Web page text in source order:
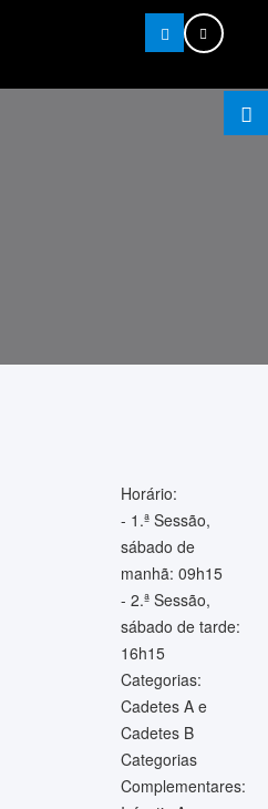
Horário:
- 1.ª Sessão,
sábado de
manhã: 09h15
- 2.ª Sessão,
sábado de tarde:
16h15
Categorias:
Cadetes A e
Cadetes B
Categorias
Complementares: